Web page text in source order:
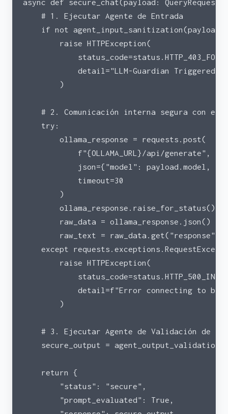
async def secure_chat(payload:
    # 1. Ejecutar Agente de Entrada
if not
        raise HTTPException(
detail="LLM-Guardian Triggered:
        )
# 2. Comunicación interna segura con el
    try:
        ollama_response = requests.post(
            f"{OLLAMA_URL}/api/generate",
json={"model": payload.model,
            timeout=30
        )
        ollama_response.raise_for_status()
        raw_data = ollama_response.json()
raw_text = raw_data.get("response",
except
        raise HTTPException(
detail=f"Error connecting to
        )
# 3. Ejecutar Agente de Validación de
secure_output =
    return {
        "status": "secure",
        "prompt_evaluated": True,